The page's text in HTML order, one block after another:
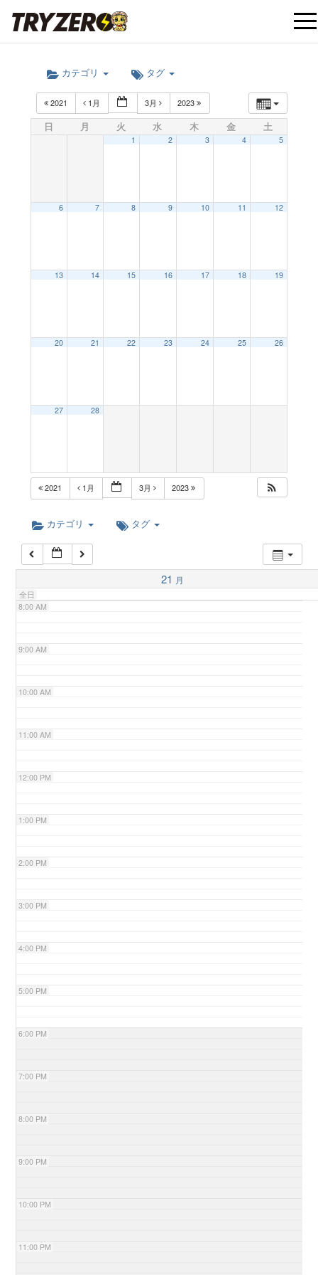
t
i
カテゴリ タグ
2021 1月 3月 2023
日 月 火 水 木 金 土
1 2 3 4 5
6 7 8 9 10 11 12
13 14 15 16 17 18 19
20 21 22 23 24 25 26
27 28
2021 1月 3月 2023
カテゴリ タグ
21 月
全日
5:00 AM
6:00 AM
7:00 AM
8:00 AM
9:00 AM
10:00 AM
11:00 AM
12:00 PM
1:00 PM
2:00 PM
3:00 PM
4:00 PM
5:00 PM
6:00 PM
7:00 PM
8:00 PM
9:00 PM
10:00 PM
11:00 PM